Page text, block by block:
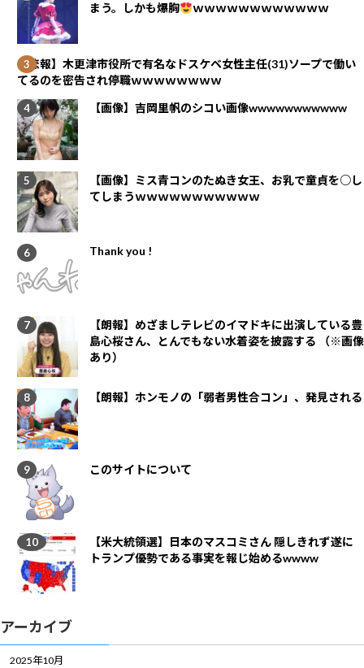
まう。しかも爆胸
ｗｗｗｗｗｗｗｗｗｗｗｗ
【悲報】木更津市役所で有名なドスケベ女性主任(31)ソープで働い
てるのを密告され停職ｗｗｗｗｗｗｗｗ
【画像】吉岡里帆のシコい画像wwwwwwwwwww
【画像】ミス青コンのたぬき女王、お乳で童貞を○し
てしまうｗｗｗｗｗｗｗｗｗｗｗ
Thank you !
【朗報】めざましテレビのイマドキに出演している豊
島心桜さん、とんでもない水着姿を披露する （※画像
あり）
【朗報】ホンモノの「弱者男性合コン」、発見される
このサイトについて
【米大統領選】日本のマスコミさん 隠しきれず遂に
トランプ優勢である事実を報じ始めるwwww
アーカイブ
2025年10月